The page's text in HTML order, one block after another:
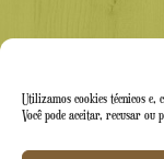
Utilizamos cookies técnicos e,
Você pode aceitar, recusar ou